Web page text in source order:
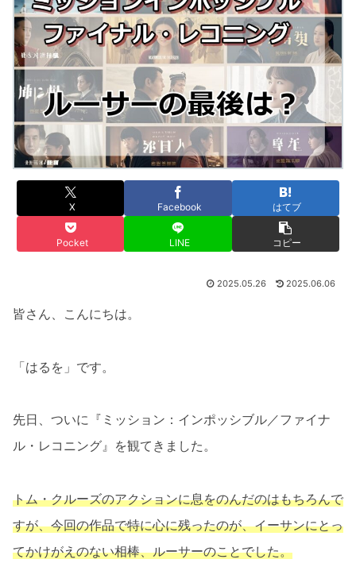
X Facebook はてブ
Pocket LINE コピー
2025.05.26 2025.06.06
皆さん、こんにちは。
「はるを」です。
先日、ついに『ミッション：インポッシブル／ファイナ
ル・レコニング』を観てきました。
トム・クルーズのアクションに息をのんだのはもちろんで
すが、今回の作品で特に心に残ったのが、イーサンにとっ
てかけがえのない相棒、ルーサーのことでした。